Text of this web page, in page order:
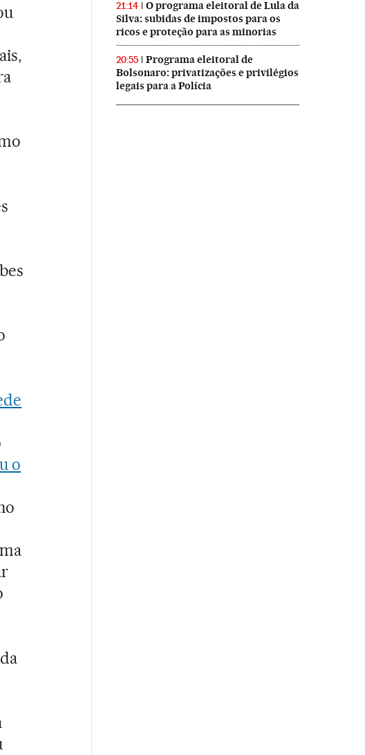
o
21:14
O programa eleitoral de Lula da
Silva: subidas de impostos para os
ricos e proteção para as minorias
20:55
Programa eleitoral de
Bolsonaro: privatizações e privilégios
legais para a Polícia